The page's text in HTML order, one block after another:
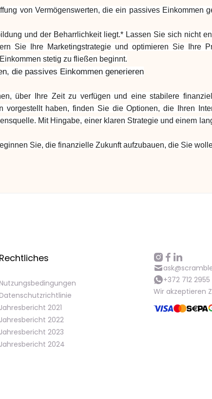
von Vermögenswerten, die ein passives Einkommen
und der Beharrlichkeit liegt.* Lassen Sie sich nicht
Sie Ihre Marketingstrategie und optimieren Sie Ihre
stetig zu fließen beginnt.
die passives Einkommen generieren
über Ihre Zeit zu verfügen und eine stabilere
haben, finden Sie die Optionen, die Ihren
Mit Hingabe, einer klaren Strategie und einem
Sie, die finanzielle Zukunft aufzubauen, die Sie
Rechtliches
Jahresbericht 2021
Jahresbericht 2022
Jahresbericht 2023
Jahresbericht 2024
+372 712 2955
Wir akzeptieren